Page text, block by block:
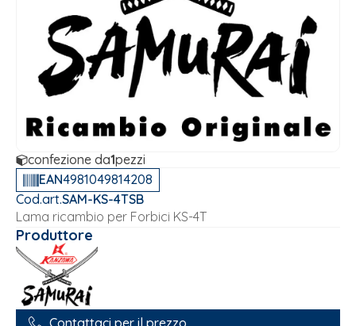
confezione da1pezzi
EAN4981049814208
Cod.art.SAM-KS-4TSB
Lama ricambio per Forbici KS-4T
Produttore